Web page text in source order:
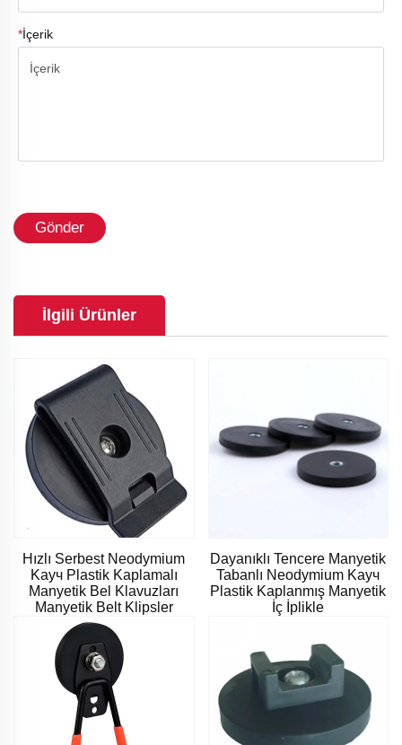
*İçerik
Gönder
İlgili Ürünler
Hızlı Serbest Neodymium
Kaуч Plastik Kaplamalı
Manyetik Bel Klavuzları
Manyetik Belt Klipsler
Dayanıklı Tencere Manyetik
Tabanlı Neodymium Kaуч
Plastik Kaplanmış Manyetik
İç İplikle